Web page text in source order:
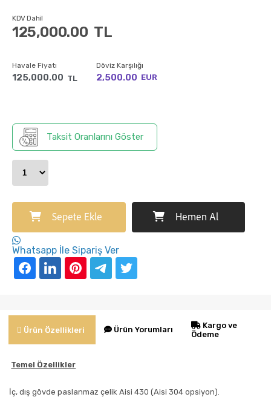
125,000.00 TL
KDV Dahil
Havale Fiyatı
125,000.00 TL
Döviz Karşılığı
2,500.00 EUR
Taksit Oranlarını Göster
Sepete Ekle Hemen Al
Whatsapp İle Sipariş Ver
Ürün Özellikleri Ürün Yorumları
Kargo ve
Ödeme
Temel Özellikler
dış gövde paslanmaz çelik Aisi 430 (Aisi 304 opsiyon).